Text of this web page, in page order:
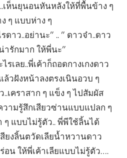
เห็นยุนอนหันหลังให้ที่พื้นข้าง ๆ
ๆ แบบห่าง ๆ
ดาว..อย่านะ” .. ” ดาวจ๋า..ดาว
ารักมาก ให้พี่นะ”
รเลย..พี่เค้าก็ถอดกางเกงดาว
ล้วฝังหน้าลงตรงเนินอวบ ๆ
เคราสาก ๆ แข็ง ๆ ไปสัมผัส
ามรู้สึกเสียวซ่านแบบแปลก ๆ
ๆ แบบไม่รู้ตัว.. พี่พีใช้ลิ้นได้
ยงลิ้นตวัดเลียน้ำหวานดาว
อน ให้พี่เค้าเลียแบบไม่รู้ตัว….